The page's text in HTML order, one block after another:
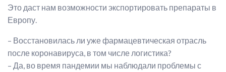
Это даст нам возможности экспортировать препараты в
Европу.
– Восстановилась ли уже фармацевтическая отрасль
после коронавируса, в том числе логистика?
– Да, во время пандемии мы наблюдали проблемы с